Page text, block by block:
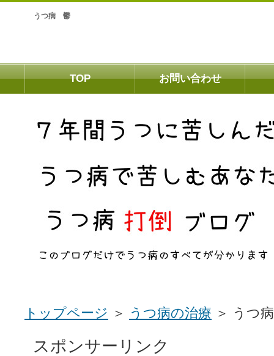
うつ病 鬱
トップページ ＞ うつ病の治療 ＞ うつ
スポンサーリンク
TOP お問い合わせ